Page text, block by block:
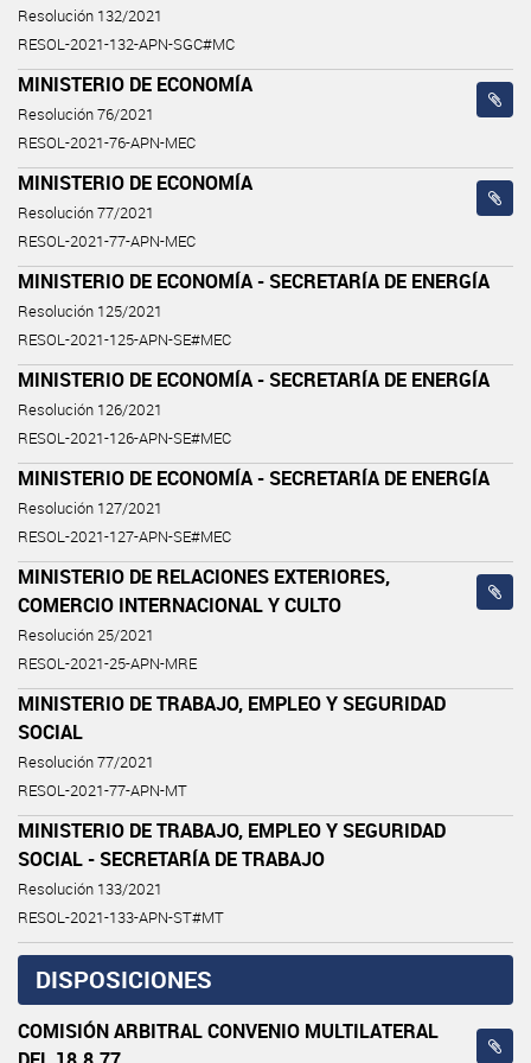
Resolución 132/2021
RESOL-2021-132-APN-SGC#MC
MINISTERIO DE ECONOMÍA
Resolución 76/2021
RESOL-2021-76-APN-MEC
MINISTERIO DE ECONOMÍA
Resolución 77/2021
RESOL-2021-77-APN-MEC
MINISTERIO DE ECONOMÍA - SECRETARÍA DE ENERGÍA
Resolución 125/2021
RESOL-2021-125-APN-SE#MEC
MINISTERIO DE ECONOMÍA - SECRETARÍA DE ENERGÍA
Resolución 126/2021
RESOL-2021-126-APN-SE#MEC
MINISTERIO DE ECONOMÍA - SECRETARÍA DE ENERGÍA
Resolución 127/2021
RESOL-2021-127-APN-SE#MEC
MINISTERIO DE RELACIONES EXTERIORES,
COMERCIO INTERNACIONAL Y CULTO
Resolución 25/2021
RESOL-2021-25-APN-MRE
MINISTERIO DE TRABAJO, EMPLEO Y SEGURIDAD
SOCIAL
Resolución 77/2021
RESOL-2021-77-APN-MT
MINISTERIO DE TRABAJO, EMPLEO Y SEGURIDAD
SOCIAL - SECRETARÍA DE TRABAJO
Resolución 133/2021
RESOL-2021-133-APN-ST#MT
DISPOSICIONES
COMISIÓN ARBITRAL CONVENIO MULTILATERAL